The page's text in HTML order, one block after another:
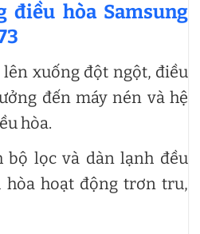
điều hòa Samsung
xuống đột ngột, điều
đến máy nén và hệ
hòa.
bộ lọc và dàn lạnh đều
hòa hoạt động trơn tru,